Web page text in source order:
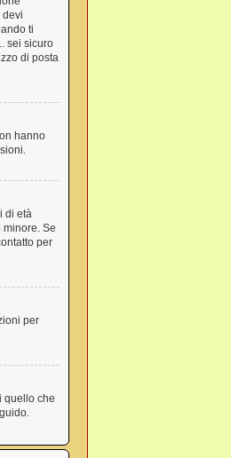
devi
ti
sei sicuro
di posta
hanno
di età
Se
per
per
quello che